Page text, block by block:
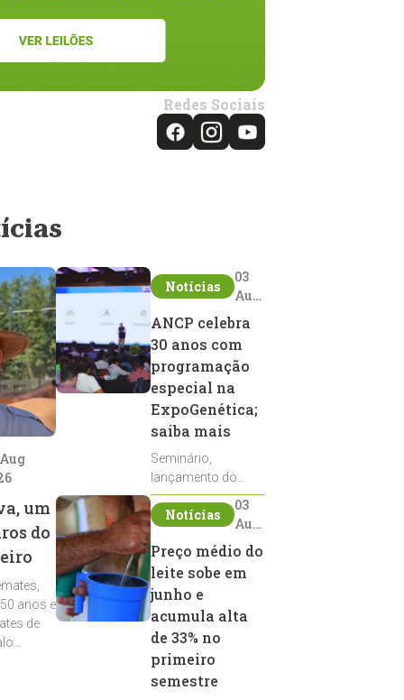
Redes Sociais
um
do
anos e
de
Notícias
03
Aug
ANCP celebra
30 anos com
programação
especial na
ExpoGenética;
saiba mais
Seminário,
lançamento do
Sumário de Touros,
debates, podcast,
reprodutores e
homenagens
integram a
programação da
entidade durante a
ExpoGenética 2026
Notícias
03
Aug
2026
Preço médio do
leite sobe em
junho e
acumula alta
de 33% no
primeiro
semestre